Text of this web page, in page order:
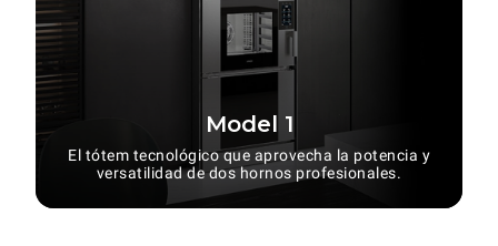
Model 1
El tótem tecnológico que aprovecha la potencia y
versatilidad de dos hornos profesionales.